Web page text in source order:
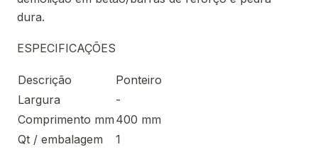
dura.
ESPECIFICAÇÕES
Descrição
Ponteiro
Largura
-
Comprimento mm 400 mm
Qt / embalagem
1